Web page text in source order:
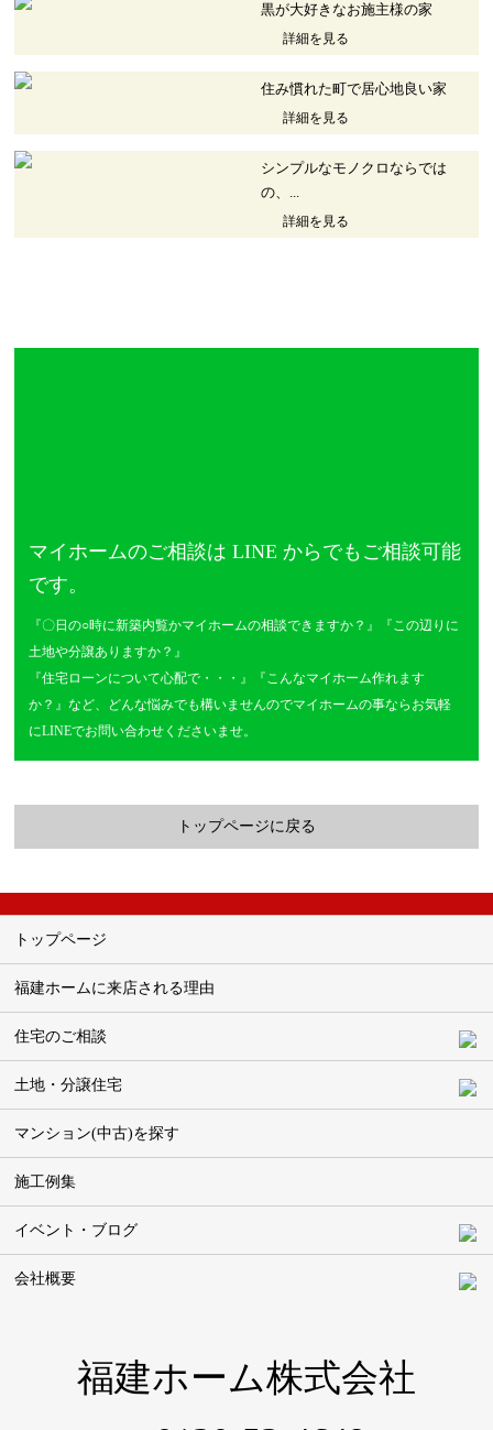
黒が大好きなお施主様の家
詳細を見る
住み慣れた町で居心地良い家
詳細を見る
シンプルなモノクロならでは
の、...
詳細を見る
マイホームのご相談は LINE からでもご相談可能
です。
『〇日の○時に新築内覧かマイホームの相談できますか？』『この辺りに
土地や分譲ありますか？』
『住宅ローンについて心配で・・・』『こんなマイホーム作れます
か？』など、どんな悩みでも構いませんのでマイホームの事ならお気軽
にLINEでお問い合わせくださいませ。
トップページに戻る
トップページ
福建ホームに来店される理由
住宅のご相談
土地・分譲住宅
マンション(中古)を探す
施工例集
イベント・ブログ
会社概要
福建ホーム株式会社